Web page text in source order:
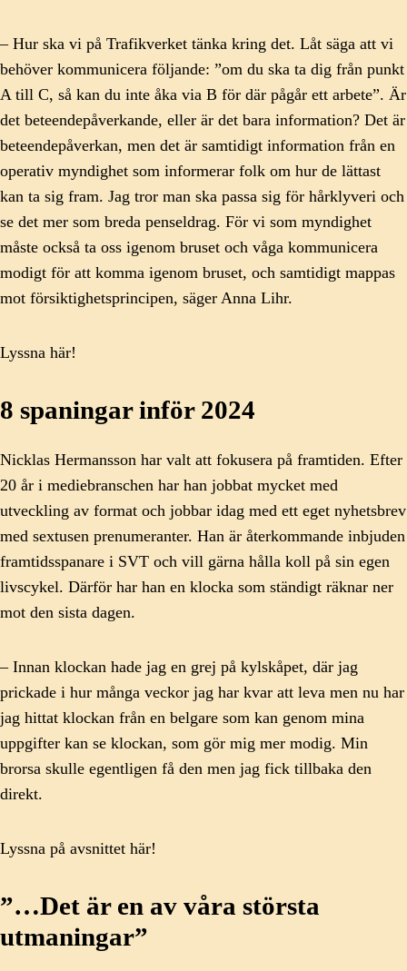
– Hur ska vi på Trafikverket tänka kring det. Låt säga att vi
behöver kommunicera följande: ”om du ska ta dig från punkt
A till C, så kan du inte åka via B för där pågår ett arbete”. Är
det beteendepåverkande, eller är det bara information? Det är
beteendepåverkan, men det är samtidigt information från en
operativ myndighet som informerar folk om hur de lättast
kan ta sig fram. Jag tror man ska passa sig för hårklyveri och
se det mer som breda penseldrag. För vi som myndighet
måste också ta oss igenom bruset och våga kommunicera
modigt för att komma igenom bruset, och samtidigt mappas
mot försiktighetsprincipen, säger Anna Lihr.
Lyssna här!
8 spaningar inför 2024
Nicklas Hermansson har valt att fokusera på framtiden. Efter
20 år i mediebranschen har han jobbat mycket med
utveckling av format och jobbar idag med ett eget nyhetsbrev
med sextusen prenumeranter. Han är återkommande inbjuden
framtidsspanare i SVT och vill gärna hålla koll på sin egen
livscykel. Därför har han en klocka som ständigt räknar ner
mot den sista dagen.
– Innan klockan hade jag en grej på kylskåpet, där jag
prickade i hur många veckor jag har kvar att leva men nu har
jag hittat klockan från en belgare som kan genom mina
uppgifter kan se klockan, som gör mig mer modig. Min
brorsa skulle egentligen få den men jag fick tillbaka den
direkt.
Lyssna på avsnittet här!
”…Det är en av våra största
utmaningar”